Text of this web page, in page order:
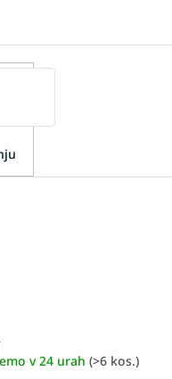
v 24 urah (>6 kos.)